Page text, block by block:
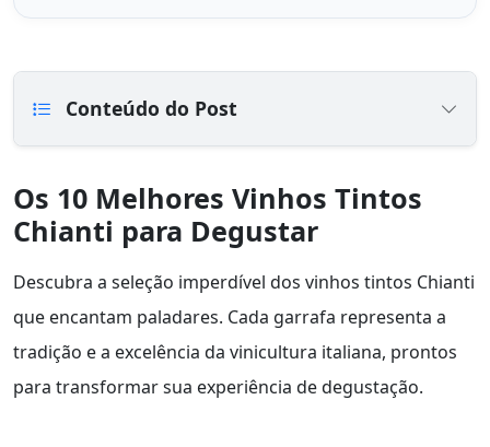
Conteúdo do Post
Os 10 Melhores Vinhos Tintos
Chianti para Degustar
Descubra a seleção imperdível dos vinhos tintos Chianti
que encantam paladares. Cada garrafa representa a
tradição e a excelência da vinicultura italiana, prontos
para transformar sua experiência de degustação.